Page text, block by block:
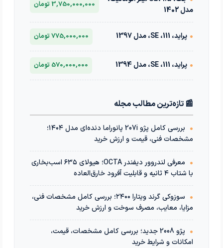
مدل 1402
3,750,000,000 تومان
• پراید، 111، SE، مدل 1397 775,000,000 تومان
• پراید، 111، SE، مدل 1394 570,000,000 تومان
📰 تازه‌ترین مطالب مجله
•
بررسی کامل پژو 207i پانوراما دنده‌ای مدل ۱۴۰۴؛
مشخصات فنی، قیمت و ارزش خرید
•
معرفی لندروور دیفندر OCTA؛ هیولای ۶۳۵ اسب‌بخاری
با شتاب ۴ ثانیه و قابلیت آفرود خارق‌العاده
•
سوزوکی گرند ویتارا ۲۴۰۰؛ بررسی کامل مشخصات فنی،
مزایا، معایب، مصرف سوخت و ارزش خرید
•
پژو 2008 جدید؛ بررسی کامل مشخصات، قیمت،
امکانات و شرایط خرید